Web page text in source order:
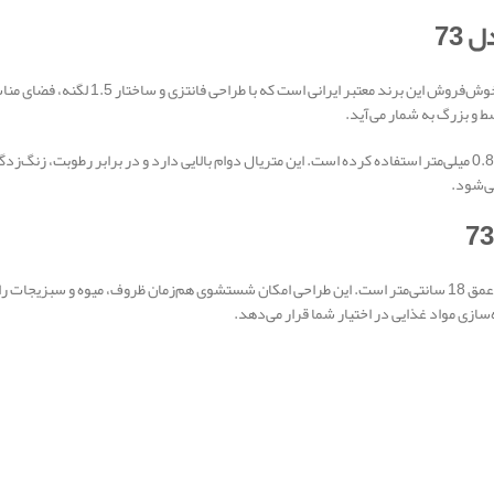
سینک ظرفشویی توکار اخوان مدل 73
اخوان در تولید این محصول از ورق استیل ضدزنگ 304 با ضخامت 0.8 میلی‌متر استفاده کرده است. این متریال دوام
سینک توکار اخوان مدل 73 دارای یک لگن اصلی و یک لگن کمکی با عمق 18 سانتی‌متر است. این طراحی امکان
مواد غذایی در اختیار شما قرار می‌دهد.